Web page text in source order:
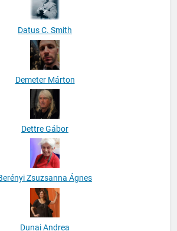
Datus C. Smith
Demeter Márton
Dettre Gábor
Zsuzsanna Ágnes
Dunai Andrea